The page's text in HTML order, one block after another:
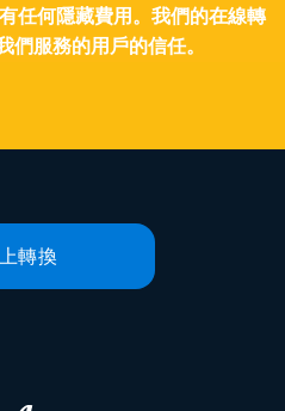
任何隱藏費用。我們的在線轉
們服務的用戶的信任。
轉換